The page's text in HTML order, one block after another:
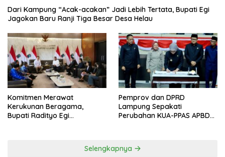
Dari Kampung “Acak-acakan” Jadi Lebih Tertata, Bupati Egi
Jagokan Baru Ranji Tiga Besar Desa Helau
Komitmen Merawat
Kerukunan Beragama,
Bupati Radityo Egi
Pemprov dan DPRD
Lampung Sepakati
Perubahan KUA-PPAS APBD
Selengkapnya